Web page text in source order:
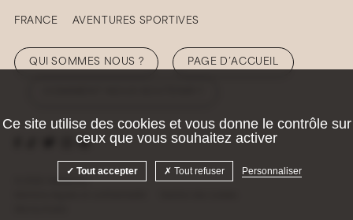
FRANCE AVENTURES SPORTIVES
QUI SOMMES NOUS ? PAGE D’ACCUEIL
© 2026 Hellolaroux
Ce site utilise des cookies et vous donne le contrôle sur
ceux que vous souhaitez activer
Tout accepter Tout refuser Personnaliser